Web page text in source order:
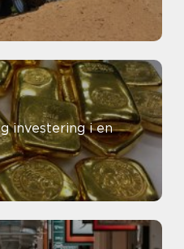
investering i en